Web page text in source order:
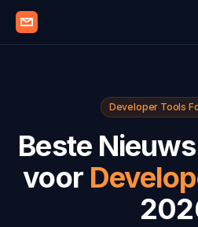
Developer Tools
Beste
voor